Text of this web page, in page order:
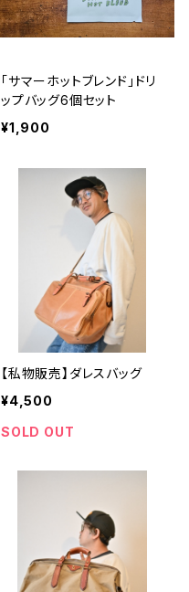
｢サマーホットブレンド」ドリ
ップバッグ6個セット
¥1,900
【私物販売】ダレスバッグ
¥4,500
SOLD OUT